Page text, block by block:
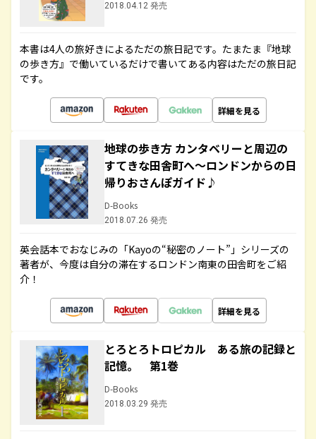
2018.04.12 発売
本書は4人の旅好きによるただの旅日記です。たまたま『地球
の歩き方』で働いているだけで書いてある内容はただの旅日記
です。
詳細を見る
地球の歩き方 カンタベリーと周辺の
すてきな田舎町へ～ロンドンからの日
帰りおさんぽガイド♪
D-Books
2018.07.26 発売
英会話本でおなじみの「Kayoの“秘密のノート”」シリーズの
著者が、今度は自分の滞在するロンドン南東の田舎町をご紹
介！
詳細を見る
とろとろトロピカル ある旅の記録と
記憶。 第1巻
D-Books
2018.03.29 発売